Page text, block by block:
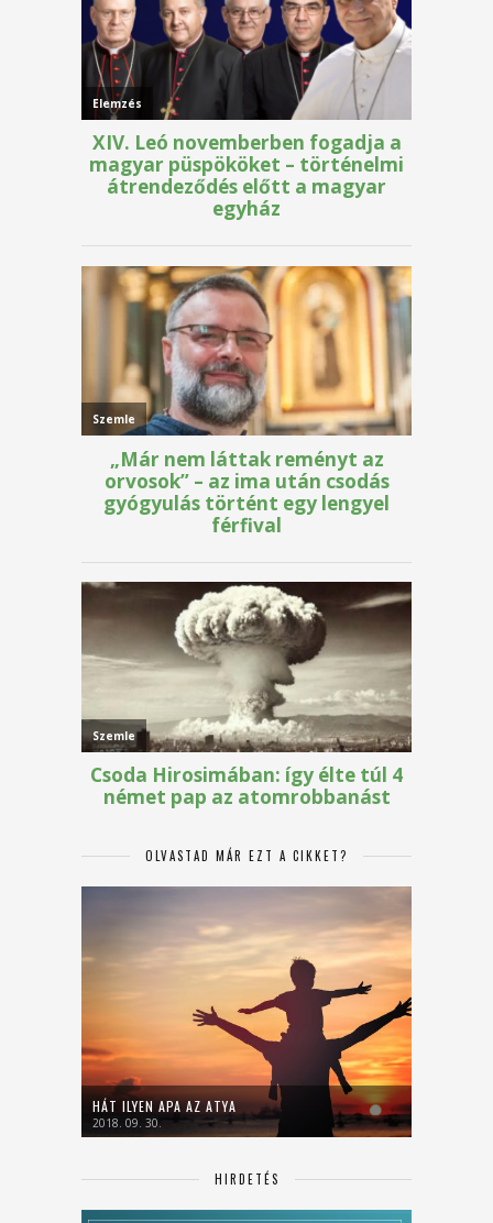
OLVASTAD MÁR EZT A CIKKET?
HÁT ILYEN APA AZ ATYA
2018. 09. 30.
HIRDETÉS